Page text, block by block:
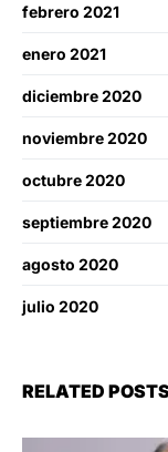
febrero 2021
enero 2021
diciembre 2020
noviembre 2020
octubre 2020
septiembre 2020
agosto 2020
julio 2020
RELATED